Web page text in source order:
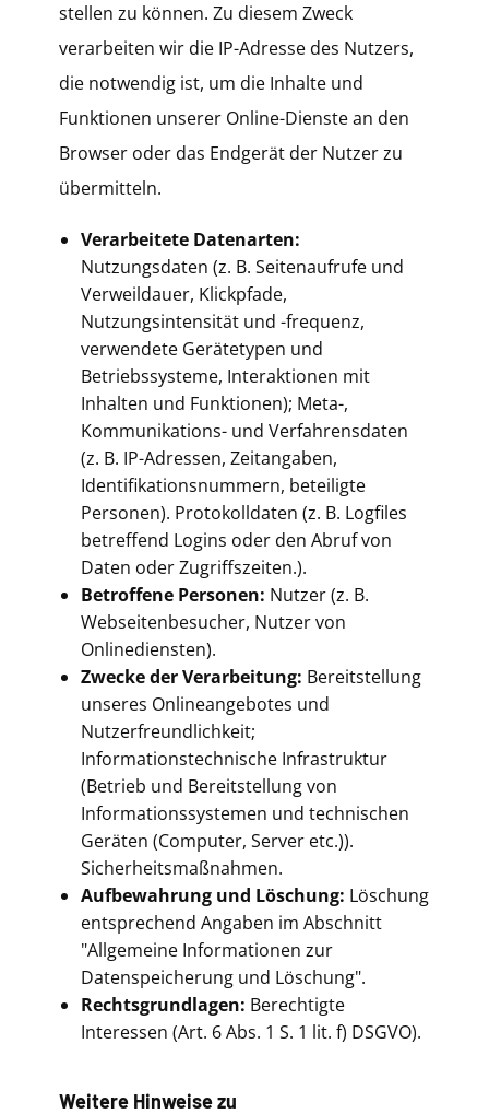
stellen zu können. Zu diesem Zweck
verarbeiten wir die IP-Adresse des Nutzers,
die notwendig ist, um die Inhalte und
Funktionen unserer Online-Dienste an den
Browser oder das Endgerät der Nutzer zu
übermitteln.
Verarbeitete Datenarten:
Nutzungsdaten (z. B. Seitenaufrufe und
Verweildauer, Klickpfade,
Nutzungsintensität und -frequenz,
verwendete Gerätetypen und
Betriebssysteme, Interaktionen mit
Inhalten und Funktionen); Meta-,
Kommunikations- und Verfahrensdaten
(z. B. IP-Adressen, Zeitangaben,
Identifikationsnummern, beteiligte
Personen). Protokolldaten (z. B. Logfiles
betreffend Logins oder den Abruf von
Daten oder Zugriffszeiten.).
Betroffene Personen: Nutzer (z. B.
Webseitenbesucher, Nutzer von
Onlinediensten).
Zwecke der Verarbeitung: Bereitstellung
unseres Onlineangebotes und
Nutzerfreundlichkeit;
Informationstechnische Infrastruktur
(Betrieb und Bereitstellung von
Informationssystemen und technischen
Geräten (Computer, Server etc.)).
Sicherheitsmaßnahmen.
Aufbewahrung und Löschung: Löschung
entsprechend Angaben im Abschnitt
"Allgemeine Informationen zur
Datenspeicherung und Löschung".
Rechtsgrundlagen: Berechtigte
Interessen (Art. 6 Abs. 1 S. 1 lit. f) DSGVO).
Weitere Hinweise zu